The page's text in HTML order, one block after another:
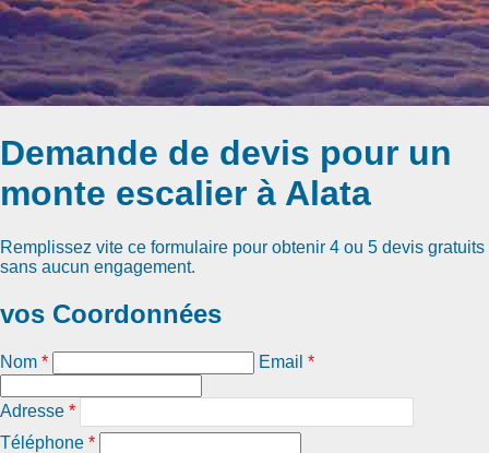
Demande de devis pour un
monte escalier à Alata
Remplissez vite ce formulaire pour obtenir 4 ou 5 devis gratuits
sans aucun engagement.
vos Coordonnées
Nom * Email *
Adresse *
Téléphone *